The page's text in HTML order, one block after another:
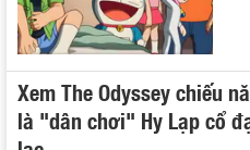
Xem The Odyssey chiếu
là "dân chơi" Hy Lạp cổ